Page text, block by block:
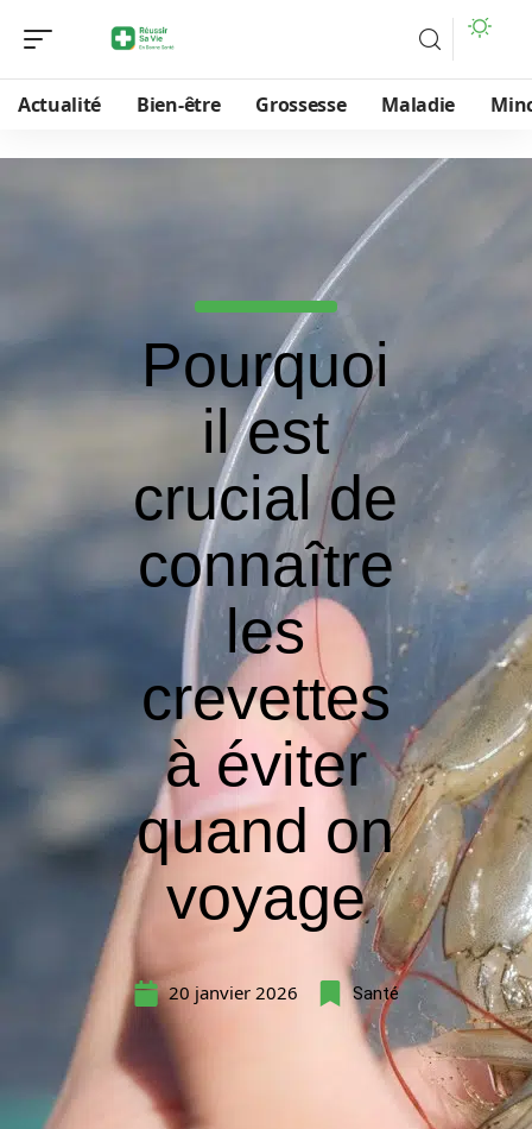
Actualité Bien-être Grossesse Maladie
Pourquoi
il est
crucial de
connaître
les
crevettes
à éviter
quand on
voyage
20 janvier 2026 Santé